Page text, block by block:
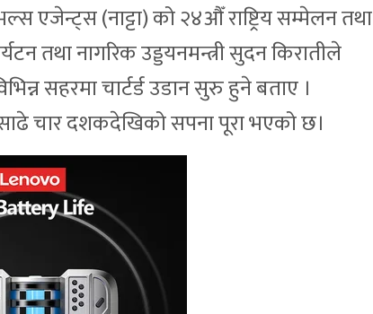
एजेन्ट्स (नाट्टा) को २४औँ राष्ट्रिय सम्मेलन तथा
तथा नागरिक उड्डयनमन्त्री सुदन किरातीले
सहरमा चार्टर्ड उडान सुरु हुने बताए ।
चार दशकदेखिको सपना पूरा भएको छ।